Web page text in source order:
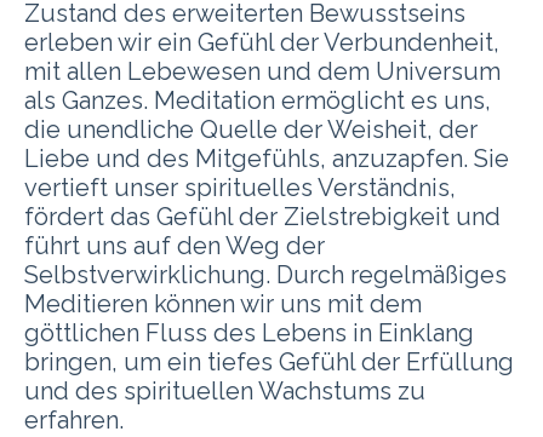
Zustand des erweiterten Bewusstseins
erleben wir ein Gefühl der Verbundenheit,
mit allen Lebewesen und dem Universum
als Ganzes. Meditation ermöglicht es uns,
die unendliche Quelle der Weisheit, der
Liebe und des Mitgefühls, anzuzapfen. Sie
vertieft unser spirituelles Verständnis,
fördert das Gefühl der Zielstrebigkeit und
führt uns auf den Weg der
Selbstverwirklichung. Durch regelmäßiges
Meditieren können wir uns mit dem
göttlichen Fluss des Lebens in Einklang
bringen, um ein tiefes Gefühl der Erfüllung
und des spirituellen Wachstums zu
erfahren.